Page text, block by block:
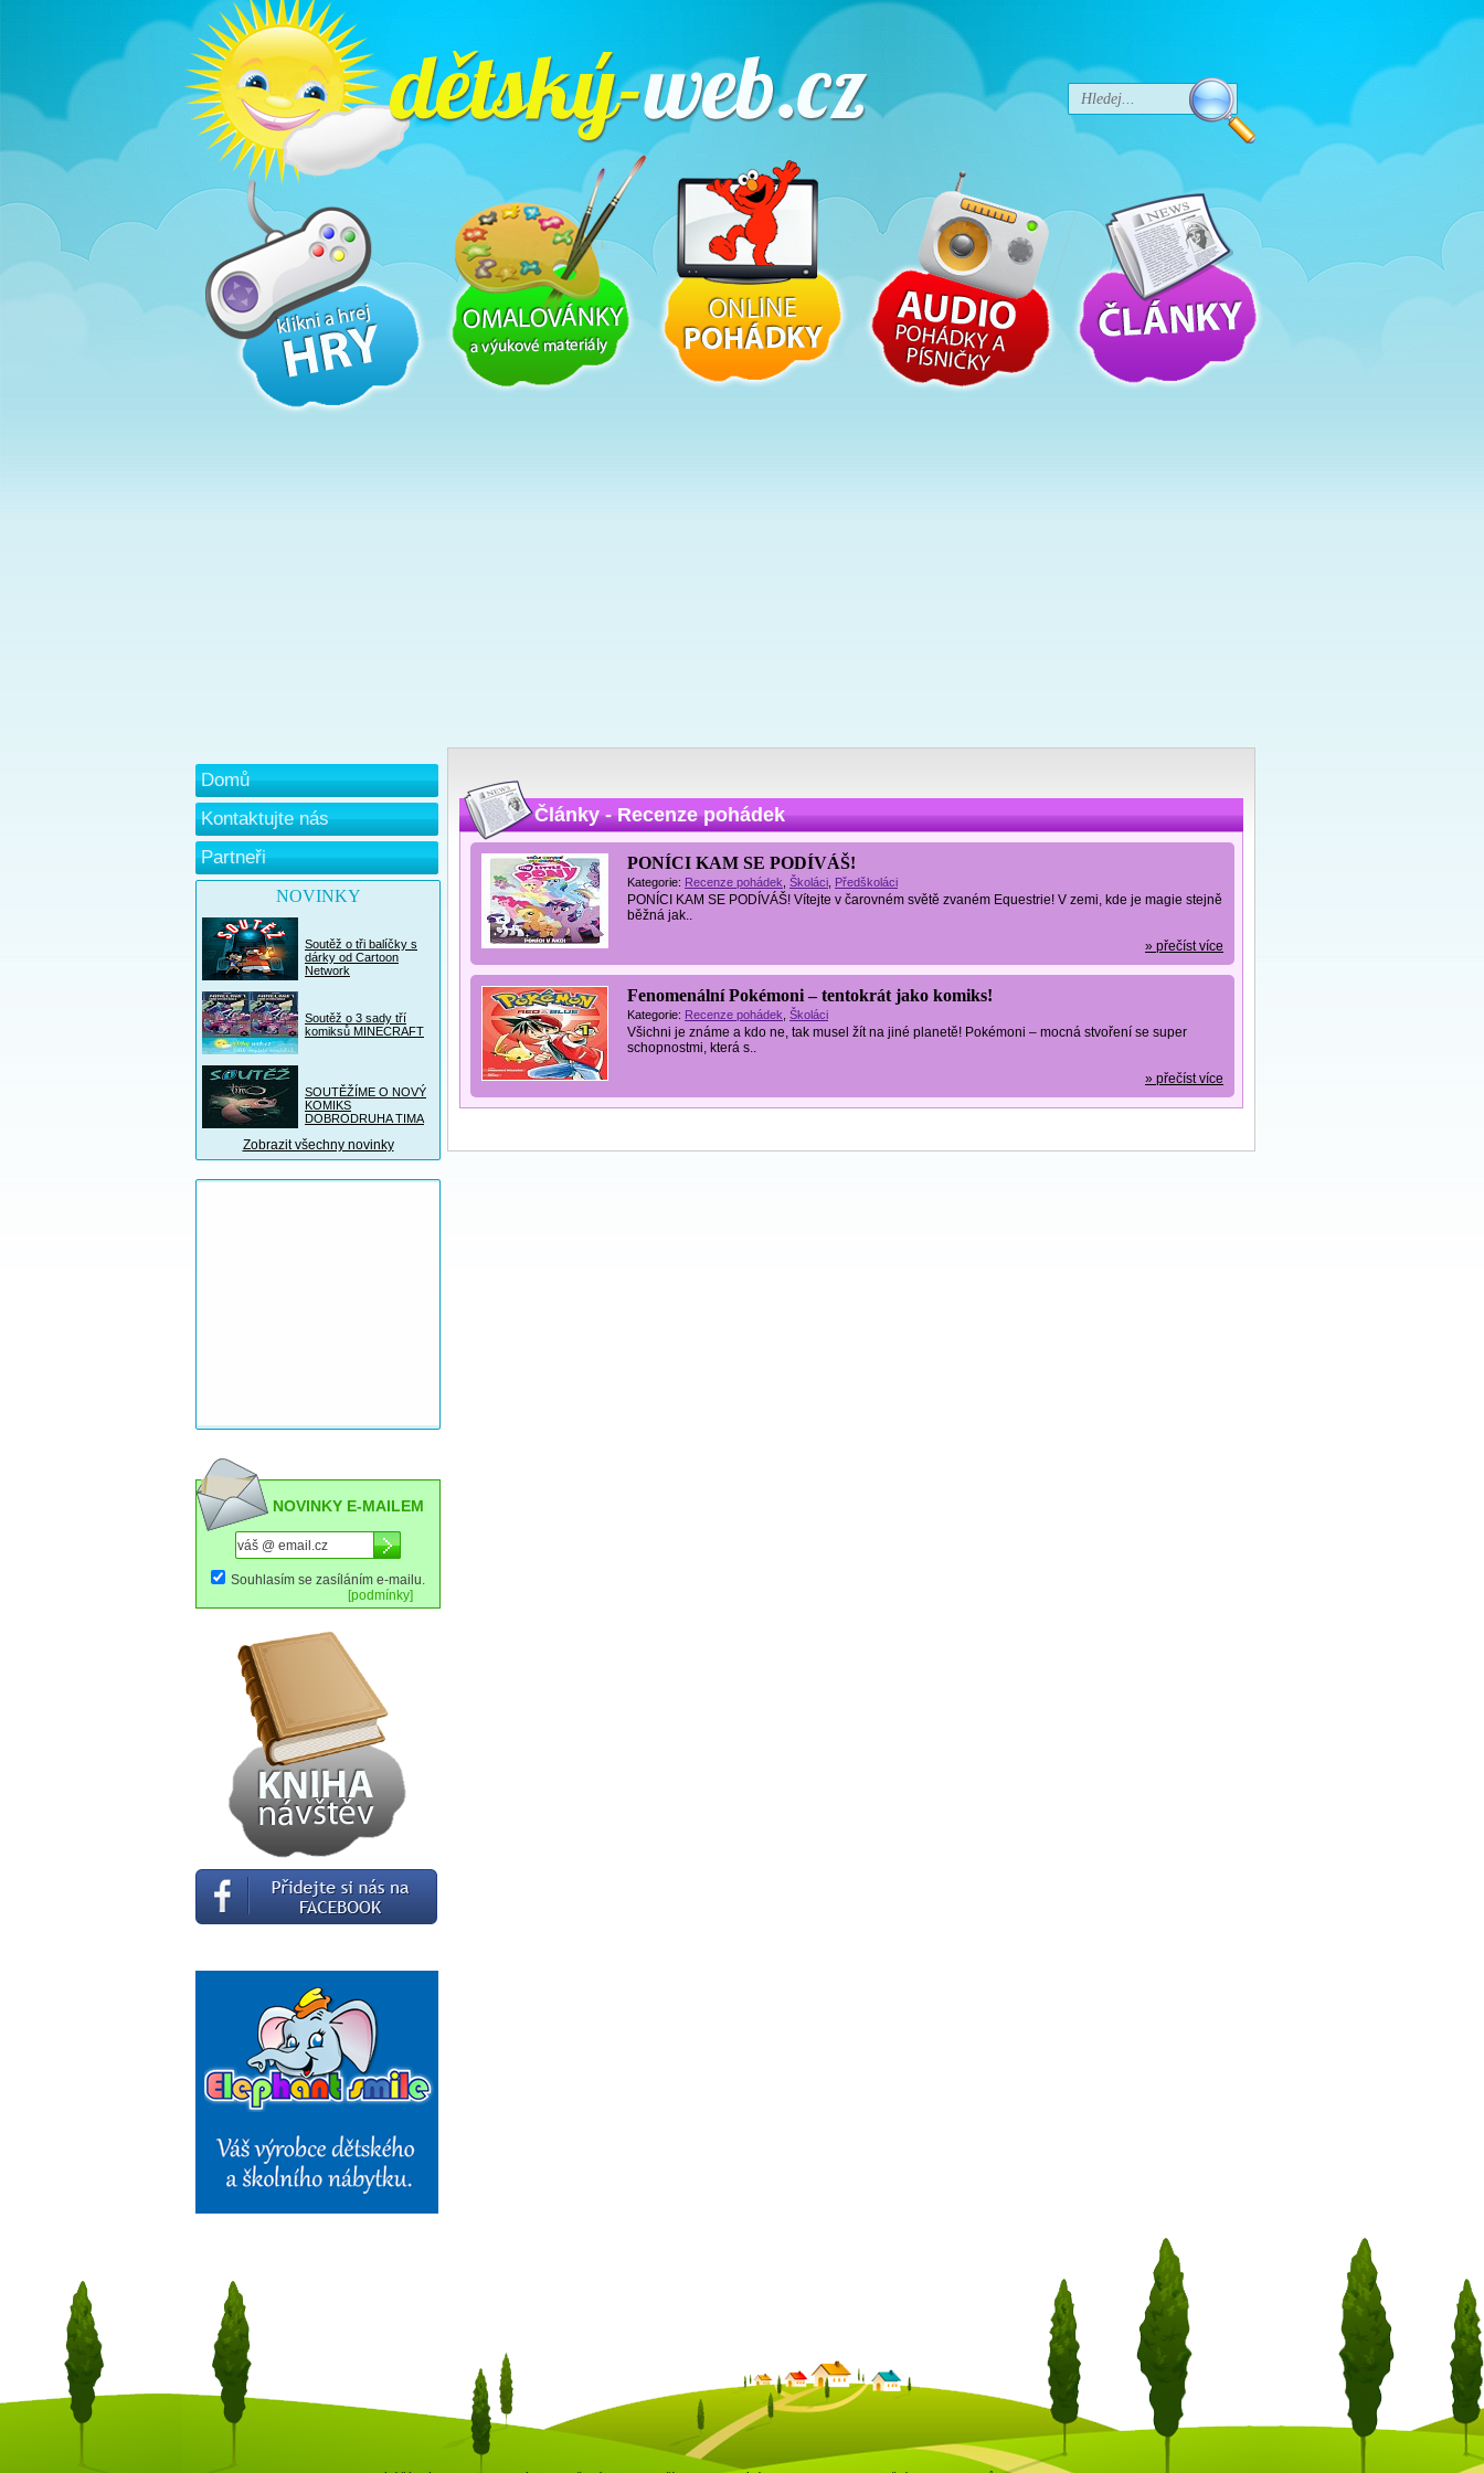
Domů
Kontaktujte nás
Partneři
NOVINKY
Soutěž o tři balíčky s
dárky od Cartoon
Network
Soutěž o 3 sady tří
komiksů MINECRAFT
SOUTĚŽÍME O NOVÝ
KOMIKS
DOBRODRUHA TIMA
Zobrazit všechny novinky
NOVINKY E-MAILEM
Souhlasím se zasíláním e-mailu.
[podmínky]
Články - Recenze pohádek
PONÍCI KAM SE PODÍVÁŠ!
Kategorie: Recenze pohádek Školáci Předškoláci
PONÍCI KAM SE PODÍVÁŠ! Vítejte v čarovném světě zvaném Equestrie! V zemi, kde je magie stejně
běžná jak..
» přečíst více
Fenomenální Pokémoni – tentokrát jako komiks!
Kategorie: Recenze pohádek Školáci
Všichni je známe a kdo ne, tak musel žít na jiné planetě! Pokémoni – mocná stvoření se super
schopnostmi, která s..
» přečíst více